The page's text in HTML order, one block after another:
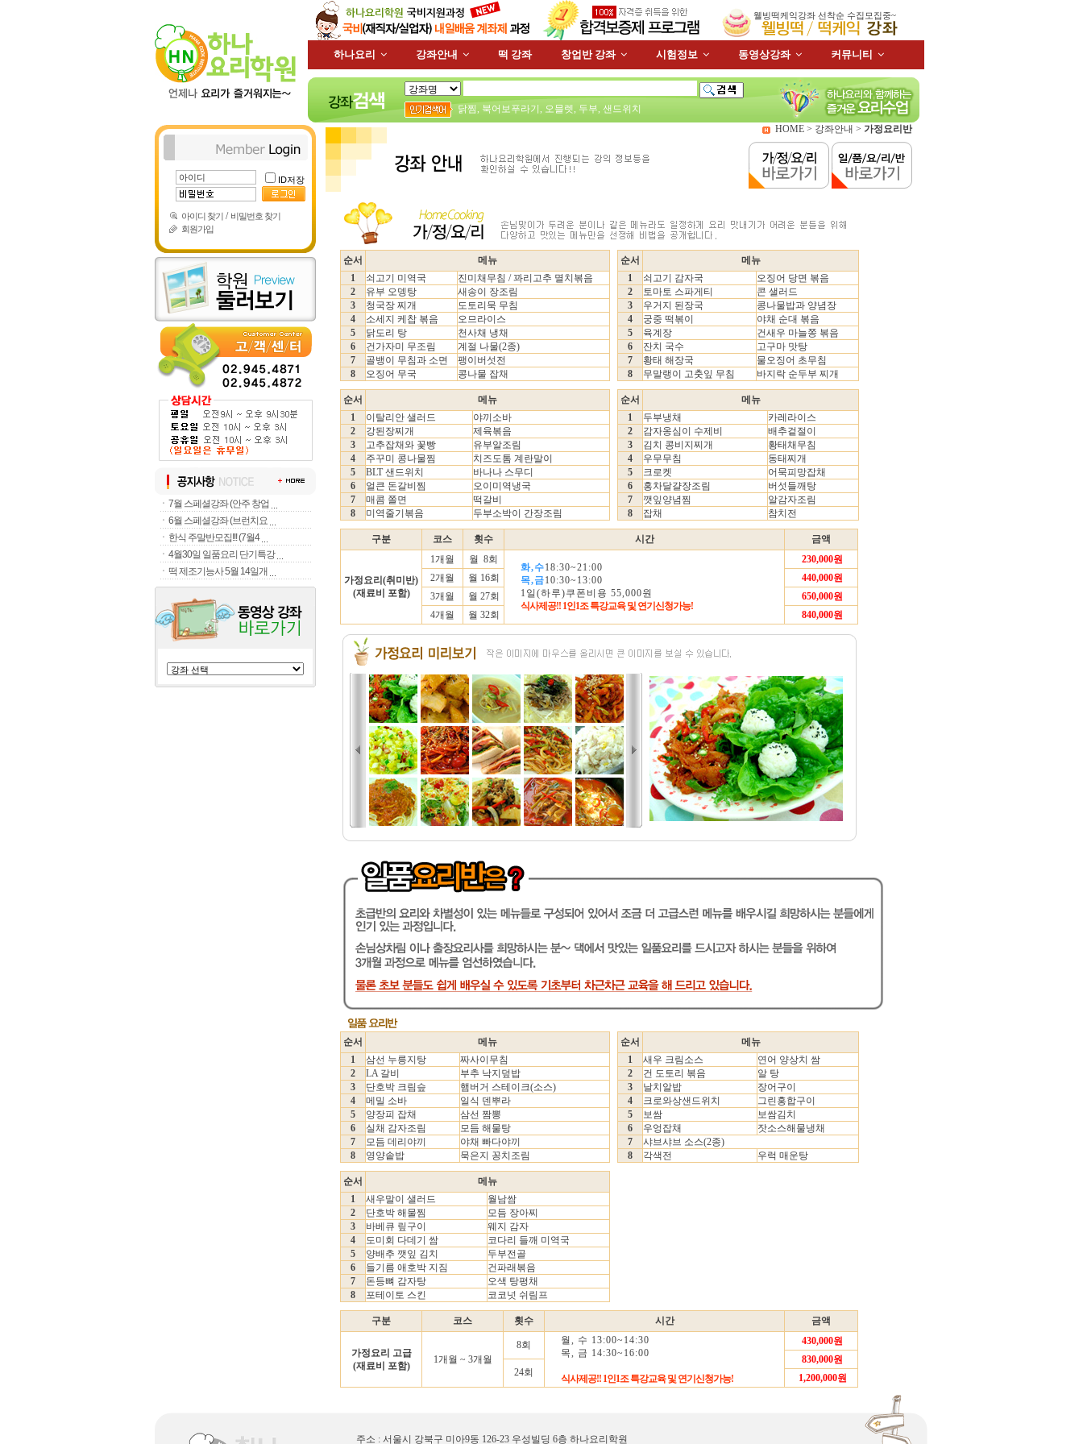
웰빙떡케익강좌 선착순 수집모집중~
하나요리 강좌안내 떡 강좌 창업반 강좌 시험정보 동영상강좌 커뮤니티
닭찜 북어보푸라기 오믈렛 두부 샌드위치
ID저장
아이디 찾기 / 비밀번호 찾기
회원가입
ㆍ 7월 스페셜강좌 (안주 창업
ㆍ 6월 스페셜강좌 (브런치요
ㆍ 한식 주말반모집!!! (7월4
ㆍ 4월30일 일품요리 단기특강
ㆍ 떡 제조기능사 5월 14일개
HOME > 강좌안내 > 가정요리반
순서
메뉴
1
쇠고기 미역국
진미채무침 / 꽈리고추 멸치볶음
2
유부 오뎅탕
새송이 장조림
3
청국장 찌개
도토리묵 무침
4
소세지 케찹 볶음
오므라이스
5
닭도리 탕
천사채 냉채
6
건가자미 무조림
계절 나물(2종)
7
골뱅이 무침과 소면
팽이버섯전
8
오징어 무국 콩나물 잡채
순서
메뉴
1
쇠고기 감자국
오징어 당면 볶음
2
토마토 스파게티
콘 샐러드
3
우거지 된장국
콩나물밥과 양념장
4
궁중 떡볶이
야채 순대 볶음
5
육계장
건새우 마늘쫑 볶음
6
잔치 국수
고구마 맛탕
7
황태 해장국
물오징어 초무침
8
무말랭이 고춧잎 무침 바지락 순두부 찌개
순서
메뉴
1
이탈리안 샐러드
야끼소바
2
강된장찌개
제육볶음
3
고추잡채와 꽃빵
유부알조림
4
주꾸미 콩나물찜
치즈도톰 계란말이
5
BLT 샌드위치
바나나 스무디
6
얼큰 돈갈비찜
오이미역냉국
7
매콤 쫄면
떡갈비
8
미역줄기볶음 두부소박이 간장조림
순서
메뉴
1
두부냉채
카레라이스
2
감자옹심이 수제비
배추겉절이
3
김치 콩비지찌개
황태채무침
4
우무무침
동태찌개
5
크로켓
어묵피망잡채
6
홍차달걀장조림
버섯들깨탕
7
깻잎양념찜
알감자조림
8
잡채 참치전
구분 코스 횟수 시간 금액
가정요리(취미반)
(재료비 포함)
1개월 월 8회
화,수18:30~21:00
목,금10:30~13:00
1일(하루)쿠폰비용 55,000원
식사제공!! 1인1조 특강교육 및 연기신청가능!
230,000원
2개월
월 16회
440,000원
3개월
월 27회
650,000원
4개월
월 32회 840,000원
순서
메뉴
1
삼선 누릉지탕
짜사이무침
2
LA 갈비
부추 낙지덮밥
3
단호박 크림슾
햄버거 스테이크(소스)
4
메밀 소바
일식 덴뿌라
5
양장피 잡채
삼선 짬뽕
6
실채 감자조림
모듬 해물탕
7
모듬 데리야끼
야채 빠다야끼
8
영양솥밥 묵은지 꽁치조림
순서
메뉴
1
새우 크림소스
연어 양상치 쌈
2
건 도토리 볶음
알 탕
3
날치알밥
장어구이
4
크로와상샌드위치
그린홍합구이
5
보쌈
보쌈김치
6
우엉잡채
잣소스해물냉채
7
샤브샤브 소스(2종)
8
각색전 우럭 매운탕
순서
메뉴
1
새우말이 샐러드
월남쌈
2
단호박 해물찜
모듬 장아찌
3
바베큐 맆구이
웨지 감자
4
도미회 다데기 쌈
코다리 들깨 미역국
5
양배추 깻잎 김치
두부전골
6
들기름 애호박 지짐
건파래볶음
7
돈등뼈 감자탕
오색 탕평채
8
포테이토 스킨 코코넛 쉬림프
구분 코스 횟수 시간 금액
가정요리 고급
(재료비 포함)
1개월 ~ 3개월
8회
24회
월, 수 13:00~14:30
목, 금 14:30~16:00
식사제공!! 1인1조 특강교육 및 연기신청가능!
430,000원
830,000원
1,200,000원
주소 : 서울시 강북구 미아9동 126-23 우성빌딩 6층 하나요리학원